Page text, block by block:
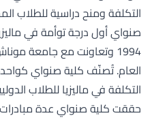
التكلفة ومنح دراسية للطلاب
صنواي أول درجة توأمة في
1994 وتعاونت مع جامعة
العام. تُصنّف كلية صنواي
التكلفة في ماليزيا للطلاب
حققت كلية صنواي عدة